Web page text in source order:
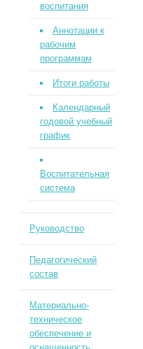
воспитания
Аннотации к
рабочим
программам
Итоги работы
Календарный
годовой учебный
график
Воспитательная
система
Руководство
Педагогический
состав
Материально-
техническое
обеспечение и